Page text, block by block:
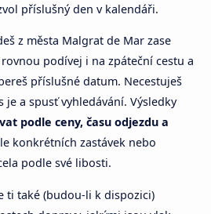
příslušný den v kalendáři.
z města Malgrat de Mar zase
podívej i na zpáteční cestu a
příslušné datum. Necestuješ
je a spusť vyhledávání. Výsledky
podle ceny, času odjezdu a
konkrétních zastávek nebo
podle své libosti.
ti také (budou-li k dispozici)